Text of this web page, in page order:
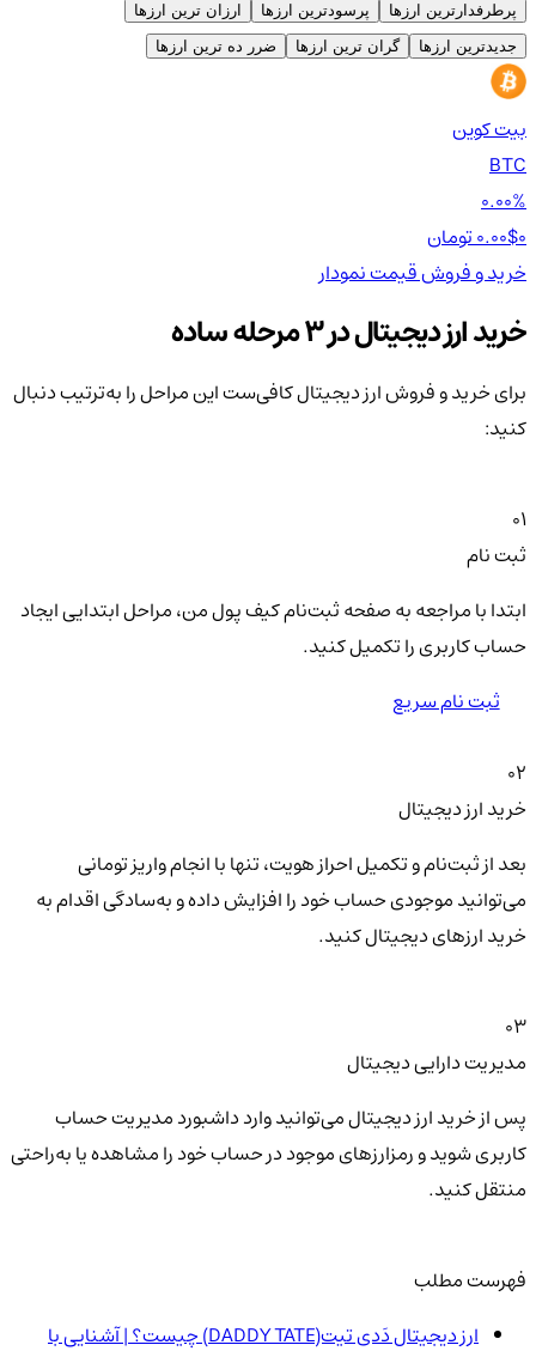
پرطرفدارترین ارزها پرسودترین ارزها
ارزان ترین ارزها
جدیدترین ارزها
گران ترین ارزها ضرر ده ترین ارزها
بیت کوین
BTC
0.00%
0.00$
خرید و فروشقیمتنمودار
خرید ارز دیجیتال در 3 مرحله ساده
برای خرید و فروش ارز دیجیتال کافی‌ست این مراحل را به‌ترتیب دنبال
کنید:
01
ثبت نام
ابتدا با مراجعه به صفحه ثبت‌نام کیف‌ پول من، مراحل ابتدایی ایجاد
حساب کاربری را تکمیل کنید.
ثبت نام سریع
02
خرید ارز دیجیتال
بعد از ثبت‌نام و تکمیل احراز هویت، تنها با انجام واریز تومانی
می‌توانید موجودی حساب خود را افزایش داده و به‌سادگی اقدام به
خرید ارزهای دیجیتال کنید.
03
مدیریت دارایی دیجیتال
پس از خرید ارز دیجیتال می‌توانید وارد داشبورد مدیریت حساب
کاربری شوید و رمزارزهای موجود در حساب خود را مشاهده یا به‌راحتی
منتقل کنید.
فهرست مطلب
ارز دیجیتال دَدی تیت(DADDY TATE) چیست؟ | آشنایی با